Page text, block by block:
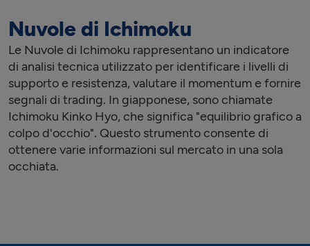
Nuvole di Ichimoku
Le Nuvole di Ichimoku rappresentano un indicatore
di analisi tecnica utilizzato per identificare i livelli di
supporto e resistenza, valutare il momentum e fornire
segnali di trading. In giapponese, sono chiamate
Ichimoku Kinko Hyo, che significa "equilibrio grafico a
colpo d'occhio". Questo strumento consente di
ottenere varie informazioni sul mercato in una sola
occhiata.